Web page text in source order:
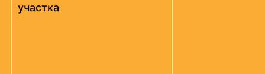
участка